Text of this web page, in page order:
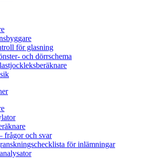
för glasning
och dörrschema
frågor och svar
för inlämningar